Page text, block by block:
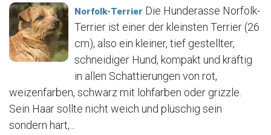
Norfolk-Terrier Die Hunderasse Norfolk-
Terrier ist einer der kleinsten Terrier (26
cm), also ein kleiner, tief gestellter,
schneidiger Hund, kompakt und kräftig
in allen Schattierungen von rot,
weizenfarben, schwarz mit lohfarben oder grizzle.
Sein Haar sollte nicht weich und plüschig sein
sondern hart,...